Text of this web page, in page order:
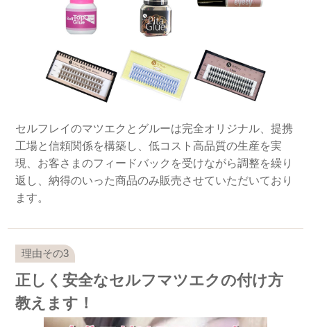
セルフレイのマツエクとグルーは完全オリジナル、提携
工場と信頼関係を構築し、低コスト高品質の生産を実
現、お客さまのフィードバックを受けながら調整を繰り
返し、納得のいった商品のみ販売させていただいており
ます。
正しく安全なセルフマツエクの付け方
教えます！